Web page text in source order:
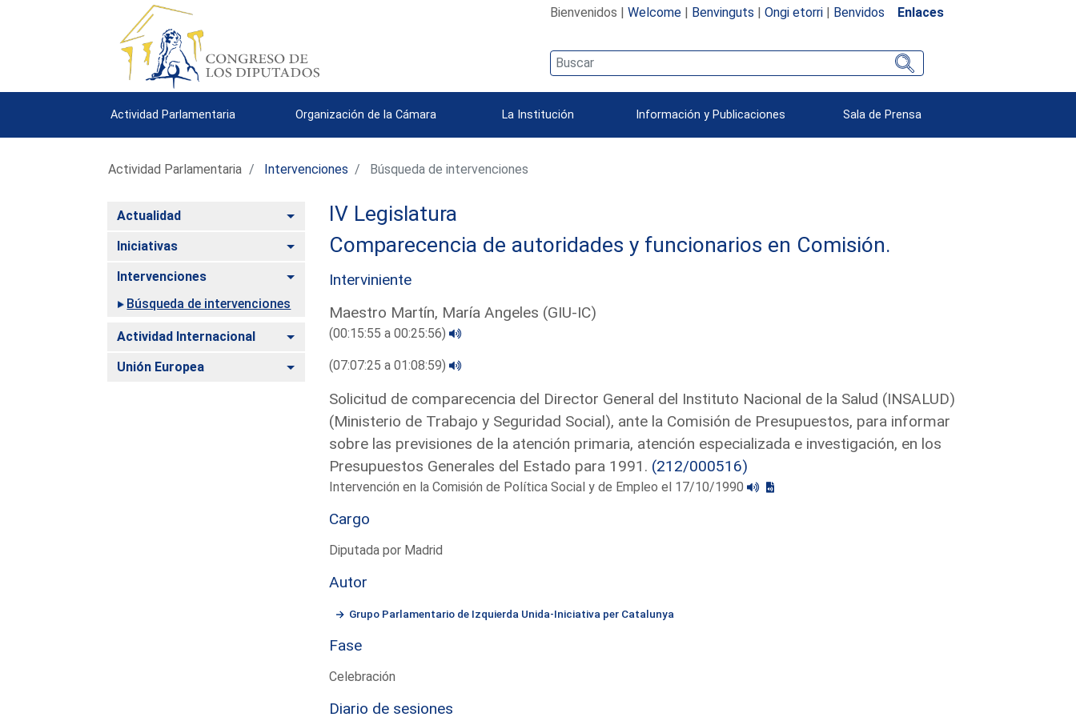
Bienvenidos | Welcome| Benvinguts | Ongi etorri| Benvidos Enlaces
Actividad Parlamentaria Organización de la Cámara La Institución Información y Publicaciones Sala de Prensa
Actividad Parlamentaria Intervenciones Búsqueda de intervenciones
Actualidad Alternar
Iniciativas Alternar
Intervenciones
Alternar
Búsqueda de intervenciones
Actividad Internacional Alternar
Unión Europea Alternar
IV Legislatura
Comparecencia de autoridades y funcionarios en Comisión.
Interviniente
Maestro Martín, María Angeles (GIU-IC)
(00:15:55 a 00:25:56)
(07:07:25 a 01:08:59)
Solicitud de comparecencia del Director General del Instituto Nacional de la Salud (INSALUD)
(Ministerio de Trabajo y Seguridad Social), ante la Comisión de Presupuestos, para informar
sobre las previsiones de la atención primaria, atención especializada e investigación, en los
Presupuestos Generales del Estado para 1991. (212/000516)
Intervención en la Comisión de Política Social y de Empleo el 17/10/1990
Cargo
Diputada por Madrid
Autor
Grupo Parlamentario de Izquierda Unida-Iniciativa per Catalunya
Fase
Celebración
Diario de sesiones